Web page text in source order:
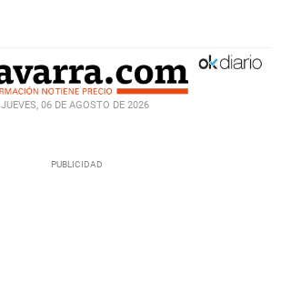
JUEVES, 06 DE AGOSTO DE 2026